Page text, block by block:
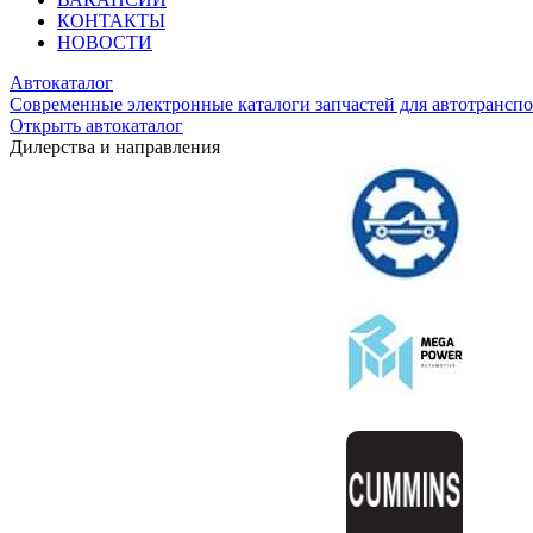
КОНТАКТЫ
НОВОСТИ
Автокаталог
Современные электронные каталоги запчастей для
Открыть автокаталог
Дилерства и направления